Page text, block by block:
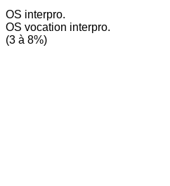
OS interpro.
OS vocation interpro.
(3 à 8%)